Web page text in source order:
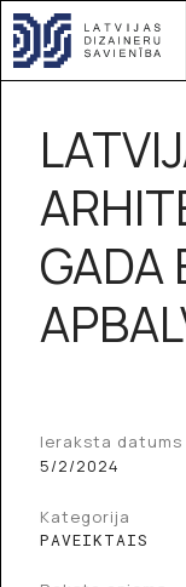
GADA
Ieraksta datums
5/2/2024
Kategorija
PAVEIKTAIS